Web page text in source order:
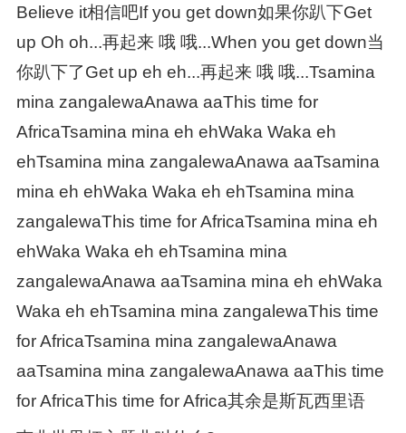
Believe it相信吧If you get down如果你趴下Get
up Oh oh...再起来 哦 哦...When you get down当
你趴下了Get up eh eh...再起来 哦 哦...Tsamina
mina zangalewaAnawa aaThis time for
AfricaTsamina mina eh ehWaka Waka eh
ehTsamina mina zangalewaAnawa aaTsamina
mina eh ehWaka Waka eh ehTsamina mina
zangalewaThis time for AfricaTsamina mina eh
ehWaka Waka eh ehTsamina mina
zangalewaAnawa aaTsamina mina eh ehWaka
Waka eh ehTsamina mina zangalewaThis time
for AfricaTsamina mina zangalewaAnawa
aaTsamina mina zangalewaAnawa aaThis time
for AfricaThis time for Africa其余是斯瓦西里语